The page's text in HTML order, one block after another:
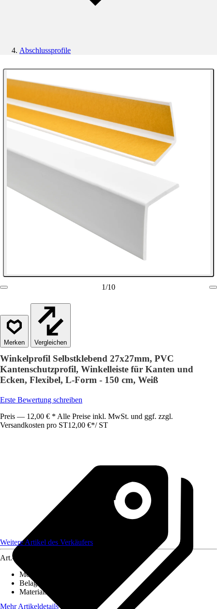
Abschlussprofile
1/10
Vergleichen
Winkelprofil Selbstklebend 27x27mm, PVC
Kantenschutzprofil, Winkelleiste für Kanten und
Ecken, Flexibel, L-Form - 150 cm, Weiß
Erste Bewertung schreiben
Preis — 12,00 € * Alle Preise inkl. MwSt. und ggf. zzgl.
Versandkosten pro ST12,00 €*/ ST
Weitere Artikel des Verkäufers
Art.-Nr.
Montageart
Belagstärke
Materialspezifizierung
Mehr Artikeldetails